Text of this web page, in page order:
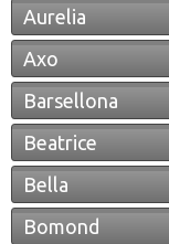
Aurelia
Axo
Barsellona
Beatrice
Bella
Bomond